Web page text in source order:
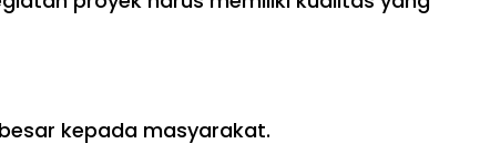
kepada masyarakat.